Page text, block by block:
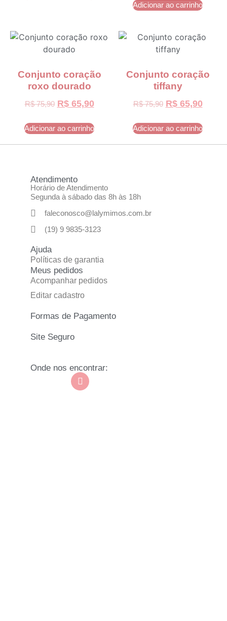
Adicionar ao carrinho
Conjunto coração
roxo dourado
R$75,90 R$65,90
Adicionar ao carrinho
Conjunto coração
tiffany
R$75,90 R$65,90
Adicionar ao carrinho
Atendimento
Horário de Atendimento
Segunda à sábado das 8h às 18h
faleconosco@lalymimos.com.br
(19) 9 9835-3123
Ajuda
Políticas de garantia
Meus pedidos
Acompanhar pedidos
Editar cadastro
Formas de Pagamento
Site Seguro
Onde nos encontrar: